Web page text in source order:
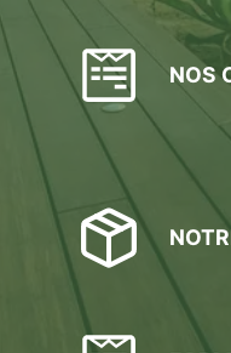
NOS